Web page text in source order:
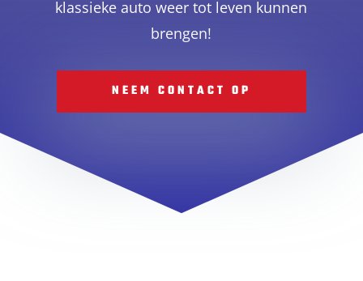
klassieke auto weer tot leven kunnen
brengen!
NEEM CONTACT OP